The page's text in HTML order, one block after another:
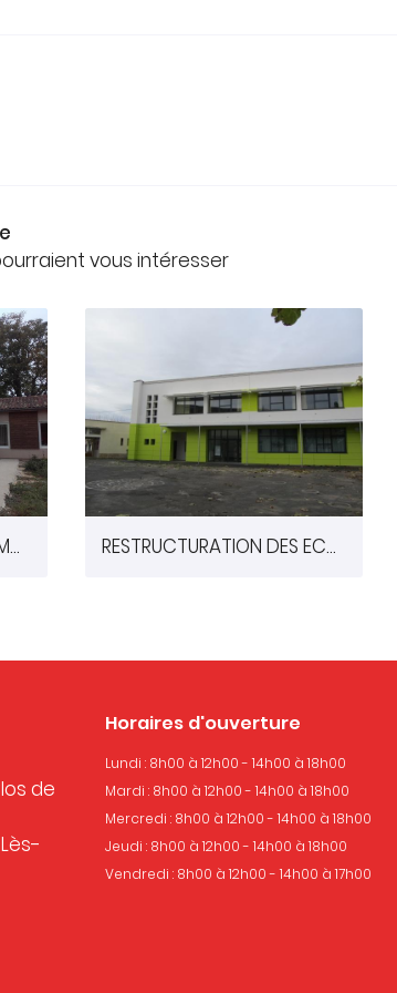
vous intéresser
EXTENSION DE L'ECOLE A MARCAY (86) RESTRUCTURATION DES ECOLES DE COUHE (86)
de
Horaires d'ouverture
Lundi : 8h00 à 12h00 - 14h00 à 18h00
Mardi : 8h00 à 12h00 - 14h00 à 18h00
Mercredi : 8h00 à 12h00 - 14h00 à 18h00
Jeudi : 8h00 à 12h00 - 14h00 à 18h00
Vendredi : 8h00 à 12h00 - 14h00 à 17h00